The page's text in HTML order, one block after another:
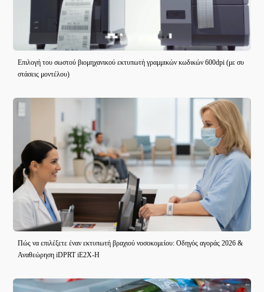
Επιλογή του σωστού βιομηχανικού εκτυπωτή γραμμικών κωδικών 600dpi (με συ
στάσεις μοντέλου)
Πώς να επιλέξετε έναν εκτυπωτή βραχιού νοσοκομείου: Οδηγός αγοράς 2026 &
Αναθεώρηση iDPRT iE2X-H